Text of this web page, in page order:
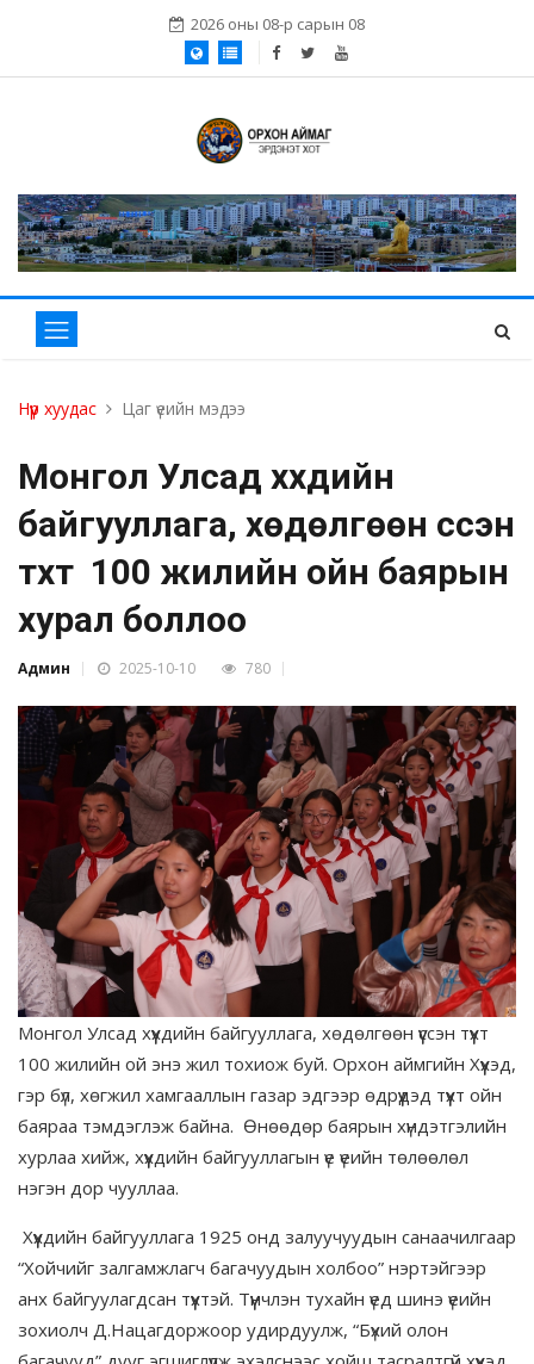
2026 оны 08-р сарын 08
Нүүр хуудас Цаг үеийн мэдээ
Монгол Улсад хүүхдийн
байгууллага, хөдөлгөөн үүссэн
түүхт 100 жилийн ойн баярын
хурал боллоо
Админ 2025-10-10 780
Монгол Улсад хүүхдийн байгууллага, хөдөлгөөн үүссэн түүхт
100 жилийн ой энэ жил тохиож буй. Орхон аймгийн Хүүхэд,
гэр бүл, хөгжил хамгааллын газар эдгээр өдрүүдэд түүхт ойн
баяраа тэмдэглэж байна. Өнөөдөр баярын хүндэтгэлийн
хурлаа хийж, хүүхдийн байгууллагын үе үеийн төлөөлөл
нэгэн дор чууллаа.
Хүүхдийн байгууллага 1925 онд залуучуудын санаачилгаар
“Хойчийг залгамжлагч багачуудын холбоо” нэртэйгээр
анх байгуулагдсан түүхтэй. Түүнчлэн тухайн үед шинэ үеийн
зохиолч Д.Нацагдоржоор удирдуулж, “Бүхий олон